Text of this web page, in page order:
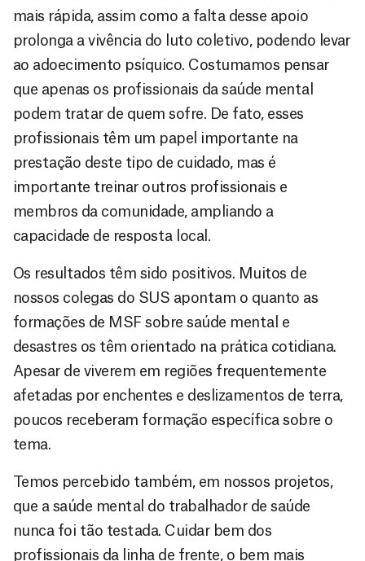
mais rápida, assim como a falta desse apoio
prolonga a vivência do luto coletivo, podendo levar
ao adoecimento psíquico. Costumamos pensar
que apenas os profissionais da saúde mental
podem tratar de quem sofre. De fato, esses
profissionais têm um papel importante na
prestação deste tipo de cuidado, mas é
importante treinar outros profissionais e
membros da comunidade, ampliando a
capacidade de resposta local.
Os resultados têm sido positivos. Muitos de
nossos colegas do SUS apontam o quanto as
formações de MSF sobre saúde mental e
desastres os têm orientado na prática cotidiana.
Apesar de viverem em regiões frequentemente
afetadas por enchentes e deslizamentos de terra,
poucos receberam formação específica sobre o
tema.
Temos percebido também, em nossos projetos,
que a saúde mental do trabalhador de saúde
nunca foi tão testada. Cuidar bem dos
profissionais da linha de frente, o bem mais